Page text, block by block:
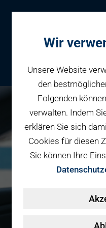
Parken
Reservieren
Fahrradparken
Geschäftspartner
Smart Mobility Hubs
Services
Wir
Unsere Website
den
Folgenden
verwalten. Indem
erklären Sie sich
Cookies für diesen
Sie können Ihre